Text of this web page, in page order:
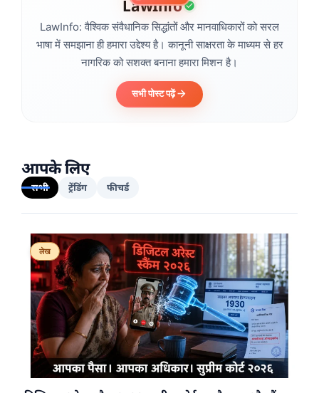
LawInfo
​LawInfo: वैश्विक संवैधानिक सिद्धांतों और मानवाधिकारों को सरल
भाषा में समझाना ही हमारा उद्देश्य है। कानूनी साक्षरता के माध्यम से हर
नागरिक को सशक्त बनाना हमारा मिशन है।
सभी पोस्ट पढ़ें
आपके लिए
सभी ट्रेंडिंग फीचर्ड
लेख